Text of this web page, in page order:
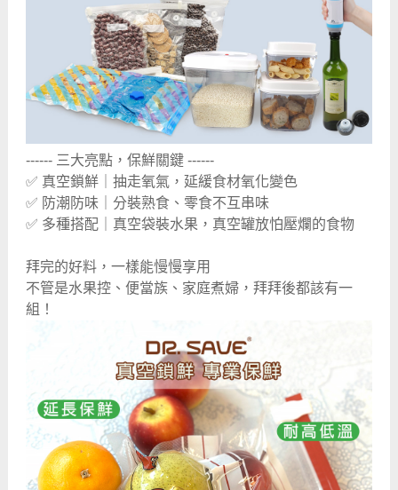
------ 三大亮點，保鮮關鍵 ------
✅ 真空鎖鮮｜抽走氧氣，延緩食材氧化變色
✅ 防潮防味｜分裝熟食、零食不互串味
✅ 多種搭配｜真空袋裝水果，真空罐放怕壓爛的食物
拜完的好料，一樣能慢慢享用
不管是水果控、便當族、家庭煮婦，拜拜後都該有一
組！